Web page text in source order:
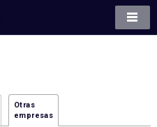
Otras
empresas